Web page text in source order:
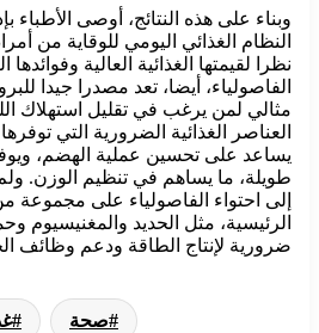
وبناء على هذه النتائج، أوصى الأطباء
النظام الغذائي اليومي للوقاية من
نظرا لقيمتها الغذائية العالية
الفاصولياء، أيضا، تعد مصدرا جيدا
مثالي لمن يرغب في تقليل استهلاك
العناصر الغذائية الضرورية التي
يساعد على تحسين عملية الهضم،
طويلة، ما يساهم في تنظيم الوزن. ولم
إلى احتواء الفاصولياء على مجموعة
الرئيسية، مثل الحديد والمغنيسيوم
ضرورية لإنتاج الطاقة ودعم وظائف
صحة